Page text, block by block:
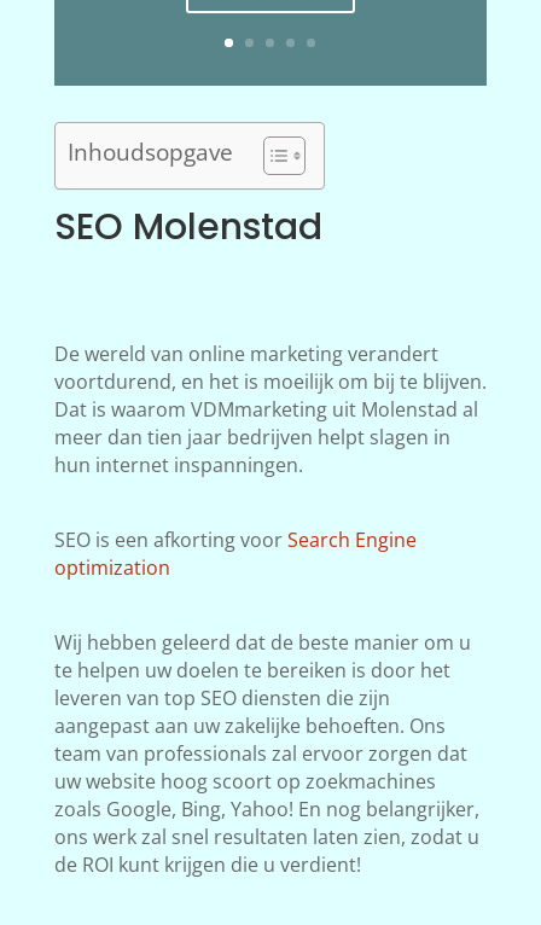
Inhoudsopgave
SEO Molenstad
De wereld van online marketing verandert
voortdurend, en het is moeilijk om bij te blijven.
Dat is waarom VDMmarketing uit Molenstad al
meer dan tien jaar bedrijven helpt slagen in
hun internet inspanningen.
SEO is een afkorting voorSearch Engine
optimization
Wij hebben geleerd dat de beste manier om u
te helpen uw doelen te bereiken is door het
leveren van top SEO diensten die zijn
aangepast aan uw zakelijke behoeften. Ons
team van professionals zal ervoor zorgen dat
uw website hoog scoort op zoekmachines
zoals Google, Bing, Yahoo! En nog belangrijker,
ons werk zal snel resultaten laten zien, zodat u
de ROI kunt krijgen die u verdient!